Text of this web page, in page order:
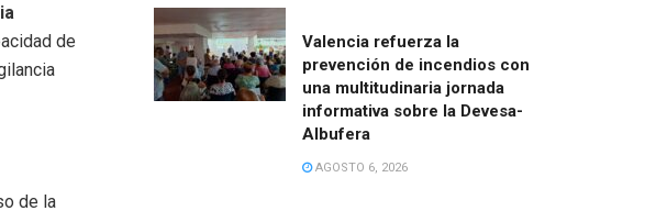
de
de la
Valencia refuerza la
prevención de incendios con
una multitudinaria jornada
informativa sobre la Devesa-
Albufera
AGOSTO 6, 2026